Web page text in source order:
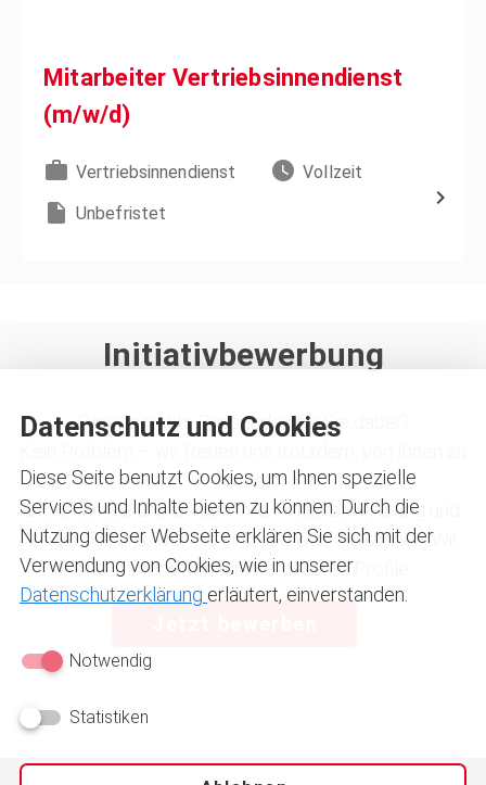
Mitarbeiter Vertriebsinnendienst
(m/w/d)
Vertriebsinnendienst Vollzeit
Unbefristet
Initiativbewerbung
Gerade nichts Passendes für Sie dabei?
hören!
Schicken Sie uns einfach Ihre Initiativbewerbung und
zeigen Sie uns, wer Sie sind und was Sie können. Wir
sind immer offen für interessante Profile.
Datenschutz und Cookies
Diese Seite benutzt Cookies, um Ihnen spezielle
Services und Inhalte bieten zu können. Durch die
Nutzung dieser Webseite erklären Sie sich mit der
Verwendung von Cookies, wie in unserer
Datenschutzerklärung erläutert, einverstanden.
Notwendig
Statistiken